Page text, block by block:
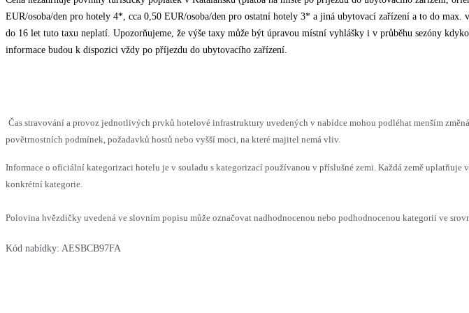
EUR/osoba/den pro hotely 4*, cca 0,50 EUR/osoba/den pro ostatní hotely 3* a jiná ubytovací zařízení a to do max.
do 16 let tuto taxu neplatí. Upozorňujeme, že výše taxy může být úpravou místní vyhlášky i v průběhu sezóny
informace budou k dispozici vždy po příjezdu do ubytovacího zařízení.
Čas stravování a provoz jednotlivých prvků hotelové infrastruktury uvedených v nabídce mohou podléhat menším
povětrnostních podmínek, požadavků hostů nebo vyšší moci, na které majitel nemá vliv.
Informace o oficiální kategorizaci hotelu je v souladu s kategorizací používanou v příslušné zemi. Každá země uplatňuje
konkrétní kategorie.
Polovina hvězdičky uvedená ve slovním popisu může označovat nadhodnocenou nebo podhodnocenou kategorii ve
Kód nabídky: AESBCB97FA